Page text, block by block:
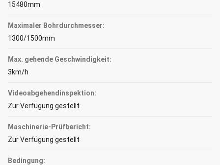
15480mm
Maximaler Bohrdurchmesser:
1300/1500mm
Max. gehende Geschwindigkeit:
3km/h
Videoabgehendinspektion:
Zur Verfügung gestellt
Maschinerie-Prüfbericht:
Zur Verfügung gestellt
Bedingung: